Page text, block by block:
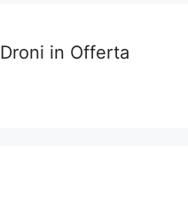
Droni in Offerta